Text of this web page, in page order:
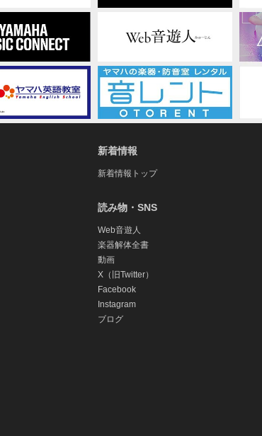
モ
デ
ル
新着情報
新着情報トップ
読み物・SNS
Web音遊人
楽器解体全書
動画
X（旧Twitter）
Facebook
Instagram
ブログ